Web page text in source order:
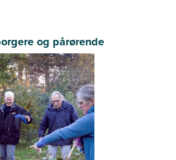
og pårørende